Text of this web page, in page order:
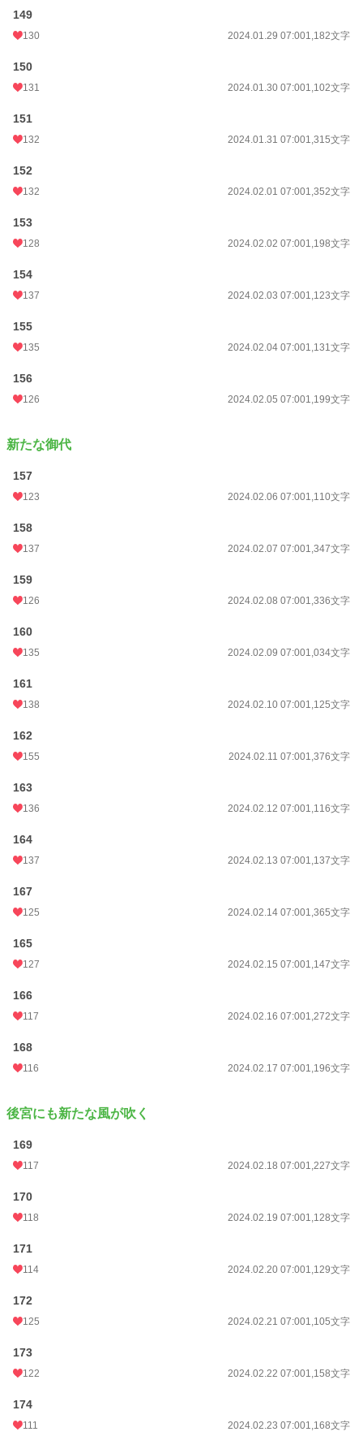
149
130 2024.01.29 07:001,182文字
150
131 2024.01.30 07:001,102文字
151
132 2024.01.31 07:001,315文字
152
132 2024.02.01 07:001,352文字
153
128 2024.02.02 07:001,198文字
154
137 2024.02.03 07:001,123文字
155
135 2024.02.04 07:001,131文字
156
126 2024.02.05 07:001,199文字
新たな御代
157
123 2024.02.06 07:001,110文字
158
137 2024.02.07 07:001,347文字
159
126 2024.02.08 07:001,336文字
160
135 2024.02.09 07:001,034文字
161
138 2024.02.10 07:001,125文字
162
155 2024.02.11 07:001,376文字
163
136 2024.02.12 07:001,116文字
164
137 2024.02.13 07:001,137文字
167
125 2024.02.14 07:001,365文字
165
127 2024.02.15 07:001,147文字
166
117 2024.02.16 07:001,272文字
168
116 2024.02.17 07:001,196文字
後宮にも新たな風が吹く
169
117 2024.02.18 07:001,227文字
170
118 2024.02.19 07:001,128文字
171
114 2024.02.20 07:001,129文字
172
125 2024.02.21 07:001,105文字
173
122 2024.02.22 07:001,158文字
174
111 2024.02.23 07:001,168文字